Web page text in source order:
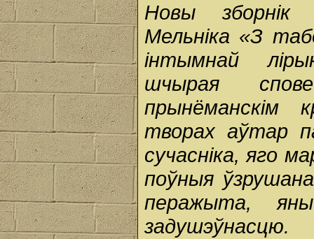
Новы зборнік
Мельніка «З
інтымнай
шчырая
прынёманскім
творах аўтар
сучасніка, яго
поўныя
перажыта,
задушэўнасцю.